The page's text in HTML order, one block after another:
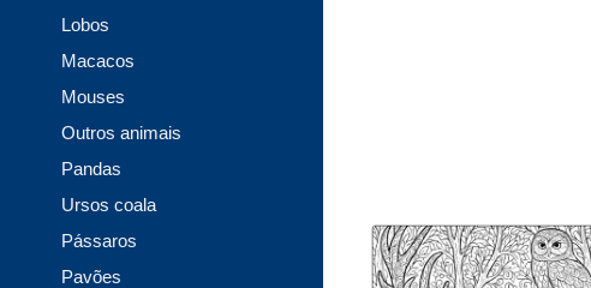
Lobos
Macacos
Mouses
Outros animais
Pandas
Ursos coala
Pássaros
Pavões